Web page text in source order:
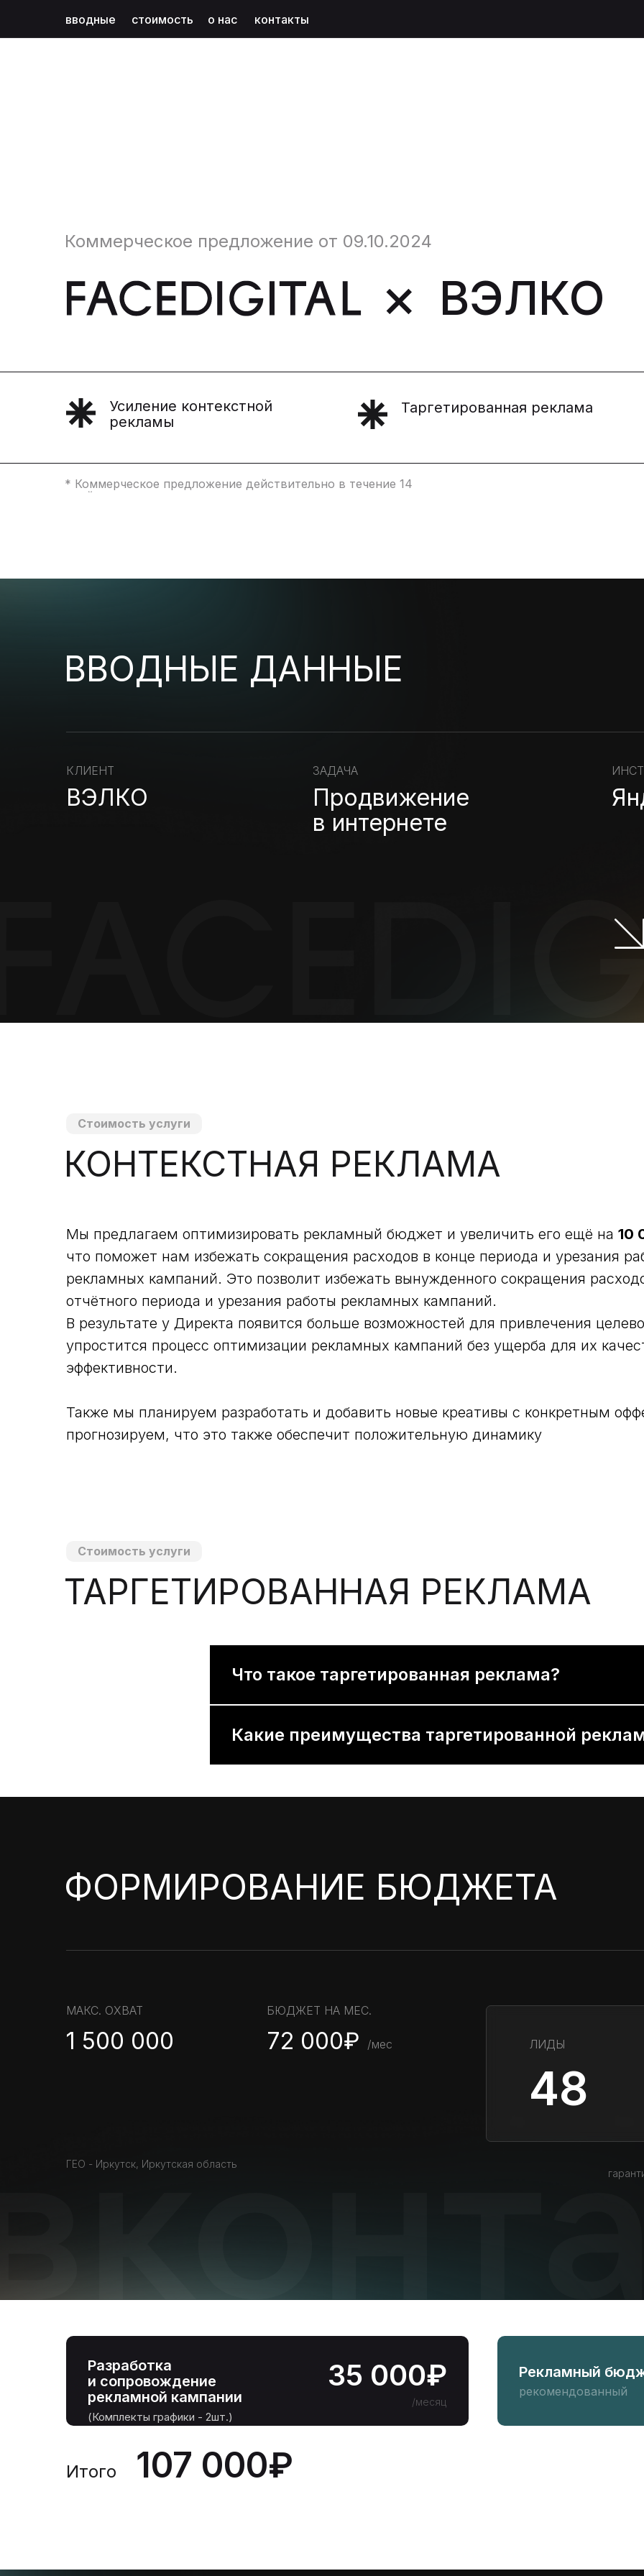
вводные о нас
стоимость контакты
Коммерческое предложение от 09.10.2024
* Коммерческое предложение действительно в течение 14
дней
ВЭЛКО
Усиление контекстной
рекламы
Таргетированная реклама
КЛИЕНТ
ВЭЛКО
ЗАДАЧА
Продвижение
в интернете
ВВОДНЫЕ ДАННЫЕ
КОНТЕКСТНАЯ РЕКЛАМА
Стоимость услуги
Мы предлагаем оптимизировать рекламный бюджет и увеличить его ещё на 10
что поможет нам избежать сокращения расходов в конце периода и урезания
рекламных кампаний. Это позволит избежать вынужденного сокращения
отчётного периода и урезания работы рекламных кампаний.
В результате у Директа появится больше возможностей для привлечения
упростится процесс оптимизации рекламных кампаний без ущерба для их
эффективности.
Также мы планируем разработать и добавить новые креативы с конкретным
прогнозируем, что это также обеспечит положительную динамику
ТАРГЕТИРОВАННАЯ РЕКЛАМА
Стоимость услуги
Что такое таргетированная реклама?
Какие преимущества таргетированной
МАКС. ОХВАТ
1 500 000
БЮДЖЕТ НА МЕС.
72 000₽
ФОРМИРОВАНИЕ БЮДЖЕТА
ЛИДЫ
48
/мес
ГЕО - Иркутск, Иркутская область
Разработка
и сопровождение
рекламной кампании
/месяц
35 000₽
107 000₽
Рекламный
рекомендованный
Итого
(Комплекты графики - 2шт.)